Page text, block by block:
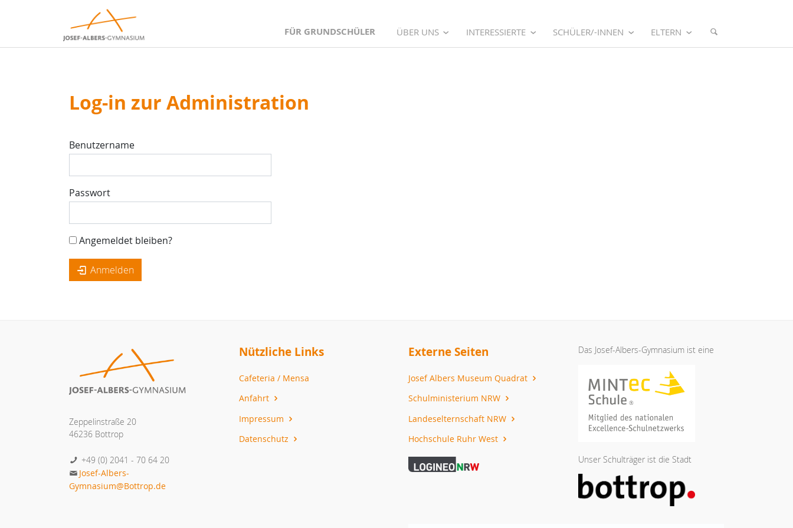
FÜR GRUNDSCHÜLER ÜBER UNS INTERESSIERTE SCHÜLER/-INNEN ELTERN
Log-in zur Administration
Benutzername
Passwort
Angemeldet bleiben?
Anmelden
Zeppelinstraße 20
46236 Bottrop
+49 (0) 2041 - 70 64 20
Josef-Albers-
Gymnasium@Bottrop.de
Nützliche Links
Cafeteria / Mensa
Anfahrt
Impressum
Datenschutz
Externe Seiten
Josef Albers Museum Quadrat
Schulministerium NRW
Landeselternschaft NRW
Hochschule Ruhr West
Das Josef-Albers-Gymnasium ist eine
Unser Schulträger ist die Stadt